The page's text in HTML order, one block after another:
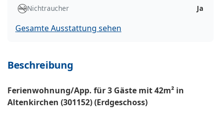
Nichtraucher
Ja
Gesamte Ausstattung sehen
Beschreibung
Ferienwohnung/App. für 3 Gäste mit 42m² in
Altenkirchen (301152) (Erdgeschoss)